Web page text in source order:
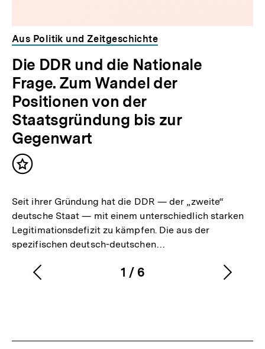
Aus Politik und Zeitgeschichte
Die DDR und die Nationale
Frage. Zum Wandel der
Positionen von der
Staatsgründung bis zur
Gegenwart
Inhalt
Seit ihrer Gründung hat die DDR — der „zweite“
deutsche Staat — mit einem unterschiedlich starken
Legitimationsdefizit zu kämpfen. Die aus der
spezifischen deutsch-deutschen…
Karussellinhalt
1
von
/ 6
Vorherigen